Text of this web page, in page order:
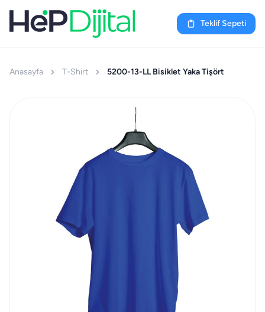
Teklif Sepeti
Anasayfa T-Shirt 5200-13-LL Bisiklet Yaka Tişört